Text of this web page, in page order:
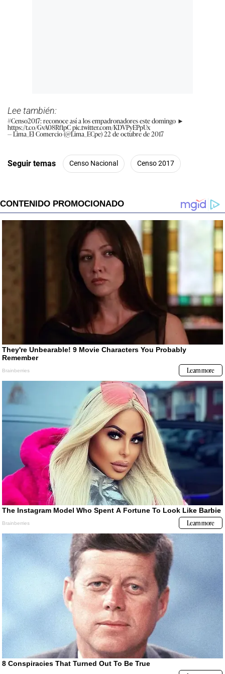
Lee también:
#Censo2017: reconoce así a los empadronadores este domingo ►
https://t.co/GvA08Rf1pCpic.twitter.com/KDVPyEPpUx
— Lima_El Comercio (@Lima_ECpe)22 de octubre de 2017
Seguir temas Censo Nacional Censo 2017